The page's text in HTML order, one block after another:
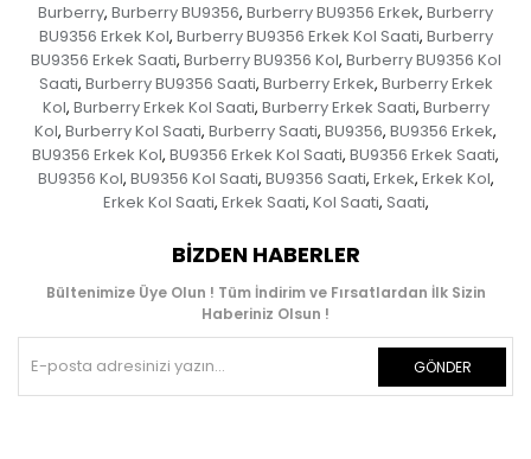
Burberry, Burberry BU9356, Burberry BU9356 Erkek, Burberry
BU9356 Erkek Kol, Burberry BU9356 Erkek Kol Saati, Burberry
BU9356 Erkek Saati, Burberry BU9356 Kol, Burberry BU9356 Kol
Saati, Burberry BU9356 Saati, Burberry Erkek, Burberry Erkek
Kol, Burberry Erkek Kol Saati, Burberry Erkek Saati, Burberry
Kol, Burberry Kol Saati, Burberry Saati, BU9356, BU9356 Erkek,
BU9356 Erkek Kol, BU9356 Erkek Kol Saati, BU9356 Erkek Saati,
BU9356 Kol, BU9356 Kol Saati, BU9356 Saati, Erkek, Erkek Kol,
Erkek Kol Saati, Erkek Saati, Kol Saati, Saati,
BIZDEN HABERLER
Bültenimize Üye Olun ! Tüm İndirim ve Fırsatlardan İlk Sizin
Haberiniz Olsun !
GÖNDER